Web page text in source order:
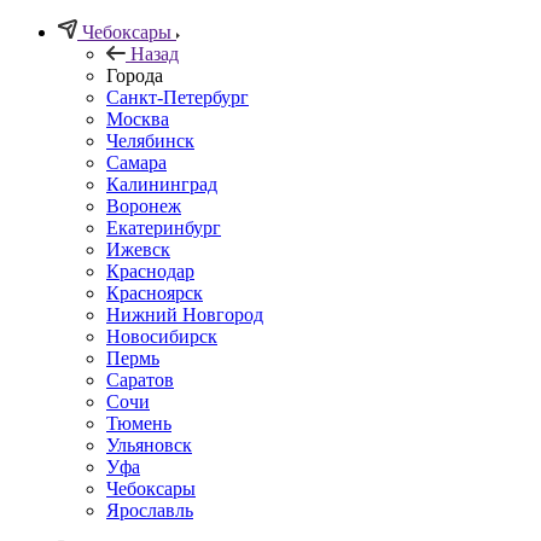
Чебоксары
Назад
Города
Санкт-Петербург
Москва
Челябинск
Самара
Калининград
Воронеж
Екатеринбург
Ижевск
Краснодар
Красноярск
Нижний Новгород
Новосибирск
Пермь
Саратов
Сочи
Тюмень
Ульяновск
Уфа
Чебоксары
Ярославль